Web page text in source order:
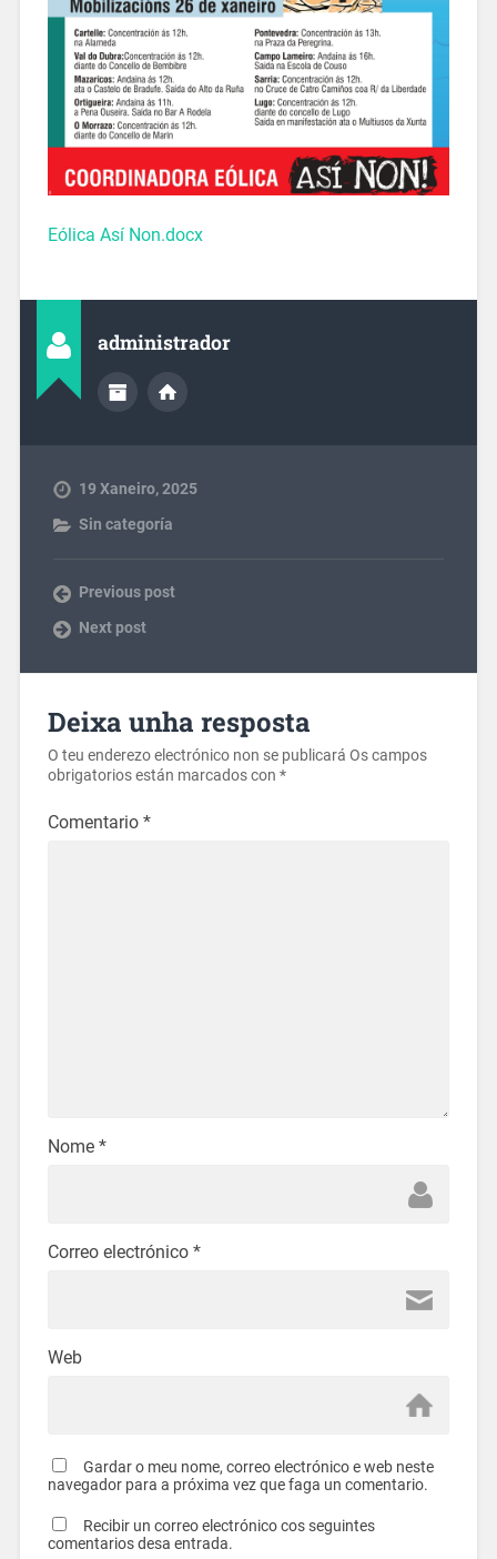
Eólica Así Non.docx
administrador
19 Xaneiro, 2025
Sin categoría
Previous post
Next post
Deixa unha resposta
O teu enderezo electrónico non se publicará Os campos
obrigatorios están marcados con *
Comentario *
Nome *
Correo electrónico *
Web
Gardar o meu nome, correo electrónico e web neste
navegador para a próxima vez que faga un comentario.
Recibir un correo electrónico cos seguintes
comentarios desa entrada.